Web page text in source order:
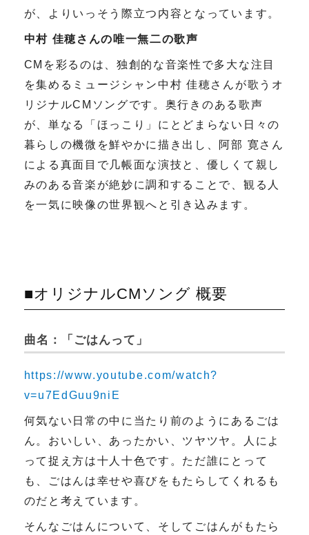
が、よりいっそう際立つ内容となっています。
中村 佳穂さんの唯一無二の歌声
CM を彩るのは、独創的な音楽性で多大な注目
を集めるミュージシャン中村 佳穂さんが歌うオ
リジナルCM ソングです。奥行きのある歌声
が、単なる「ほっこり」にとどまらない日々の
暮らしの機微を鮮やかに描き出し、阿部 寛さん
による真面目で几帳面な演技と、優しくて親し
みのある音楽が絶妙に調和することで、観る人
を一気に映像の世界観へと引き込みます。
■オリジナルCMソング 概要
曲名：「ごはんって」
https://www.youtube.com/watch?
v=u7EdGuu9niE
何気ない日常の中に当たり前のようにあるごは
ん。おいしい、あったかい、ツヤツヤ。人によ
って捉え方は十人十色です。ただ誰にとって
も、ごはんは幸せや喜びをもたらしてくれるも
のだと考えています。
そんなごはんについて、そしてごはんがもたら